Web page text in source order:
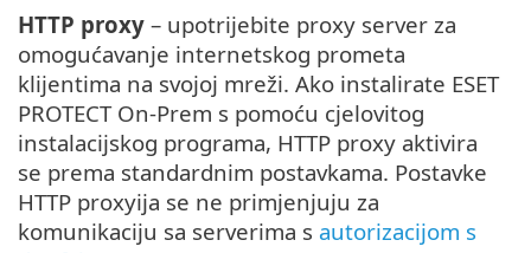
HTTP proxy – upotrijebite proxy server za
omogućavanje internetskog prometa
klijentima na svojoj mreži. Ako instalirate ESET
PROTECT On-Prem s pomoću cjelovitog
instalacijskog programa, HTTP proxy aktivira
se prema standardnim postavkama. Postavke
HTTP proxyija se ne primjenjuju za
komunikaciju sa serverima s autorizacijom s